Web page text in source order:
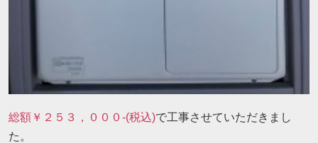
総額￥２５３，０００-(税込)で工事させていただきまし
た。